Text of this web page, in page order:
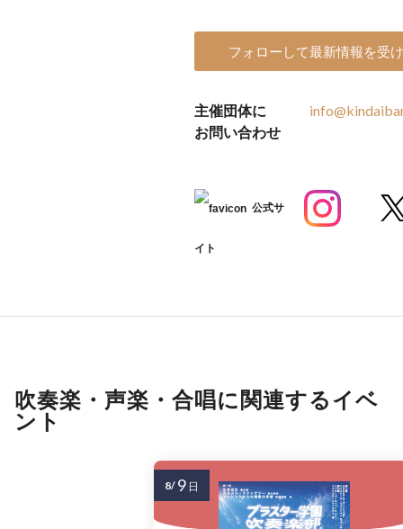
フォローして最新情報を受
主催団体に
お問い合わせ
公式サ
イト
吹奏楽・声楽・合唱に関連するイベ
ント
8/ 9 日